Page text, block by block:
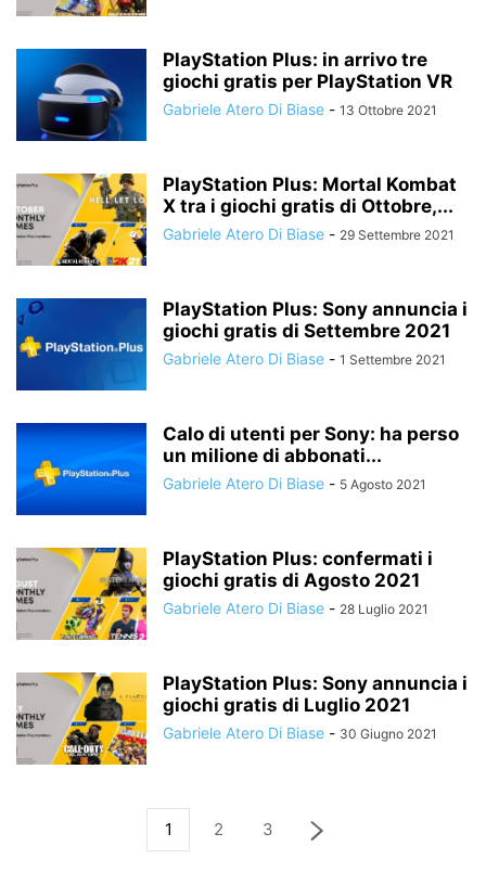
PlayStation Plus: in arrivo tre
giochi gratis per PlayStation VR
Gabriele Atero Di Biase - 13 Ottobre 2021
PlayStation Plus: Mortal Kombat
X tra i giochi gratis di Ottobre,...
Gabriele Atero Di Biase - 29 Settembre 2021
PlayStation Plus: Sony annuncia i
giochi gratis di Settembre 2021
Gabriele Atero Di Biase - 1 Settembre 2021
Calo di utenti per Sony: ha perso
un milione di abbonati...
Gabriele Atero Di Biase - 5 Agosto 2021
PlayStation Plus: confermati i
giochi gratis di Agosto 2021
Gabriele Atero Di Biase - 28 Luglio 2021
PlayStation Plus: Sony annuncia i
giochi gratis di Luglio 2021
Gabriele Atero Di Biase - 30 Giugno 2021
1 2 3